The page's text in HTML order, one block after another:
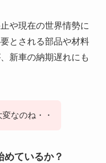
や現在の世界情勢に
とされる部品や材料
新車の納期遅れにも
なのね・・
めているか？